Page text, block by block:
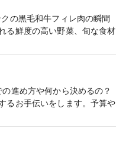
の黒毛和牛フィレ肉の瞬間
る鮮度の高い野菜、旬な食材
進め方や何から決めるの？
るお手伝いをします。予算や